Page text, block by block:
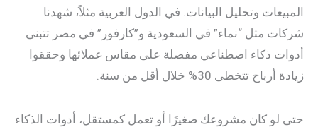
المبيعات وتحليل البيانات. في الدول العربية مثلاً، شهدنا
شركات مثل “نماء” في السعودية و”كارفور” في مصر تتبنى
أدوات ذكاء اصطناعي مفصلة على مقاس عملائها وحققوا
زيادة أرباح تتخطى 30% خلال أقل من سنة.
حتى لو كان مشروعك صغيرًا أو تعمل كمستقل، أدوات الذكاء